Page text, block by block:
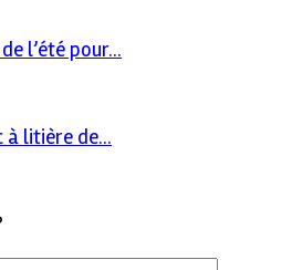
l’été pour...
à litière de...